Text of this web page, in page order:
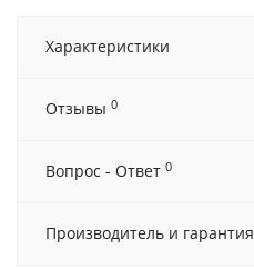
Характеристики
Отзывы 0
Вопрос - Ответ 0
Производитель и гарантия